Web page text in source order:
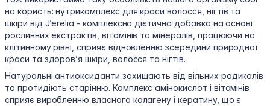
на користь: нутрикомплекс для краси волосся, нігтів та
шкіри від J’erelia - комплексна дієтична добавка на основі
рослинних екстрактів, вітамінів та мінералів, працюючи на
клітинному рівні, сприяє відновленню зсередини природної
краси та здоров’я шкіри, волосся та нігтів.
Натуральні антиоксиданти захищають від вільних радикалів
та протидіють старінню. Комплекс амінокислот і вітамінів
сприяє виробленню власного колагену і кератину, що є